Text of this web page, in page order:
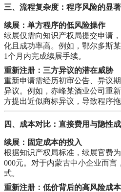
三、流程复杂度：程序风险的显
续展：单方程序的低风险操作
续展仅需向知识产权局提交申请
化且成功率高。例如，鄂尔多斯
1个月内完成续展手续。
重新注册：三方异议的潜在威胁
重新申请需经历初审公告、异议
异议。例如，赤峰某酒业公司重
方提出近似商标异议，导致程序拖
四、成本对比：直接费用与隐性
续展：固定成本的投入
根据知识产权局标准，续展官费
000元。对于内蒙古中小企业而言
式。
重新注册：低价背后的高风险成本